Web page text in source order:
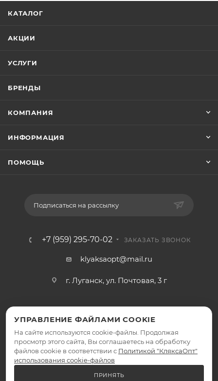
КАТАЛОГ
АКЦИИ
УСЛУГИ
БРЕНДЫ
КОМПАНИЯ
ИНФОРМАЦИЯ
ПОМОЩЬ
Подписаться на рассылку
+7 (959) 295-70-02 ЗАКАЗАТЬ ЗВОНОК
klyaksaopt@mail.ru
г. Луганск, ул. Почтовая, 3 г
2026 © КляксаОпт - интернет-магазин
УПРАВЛЕНИЕ ФАЙЛАМИ COOKIE
На сайте используются cookie-файлы. Продолжая
просмотр этого сайта, Вы соглашаетесь на обработку
файлов cookie в соответствии с Политикой "КляксаОпт"
использования cookie-файлов
ПРИНЯТЬ